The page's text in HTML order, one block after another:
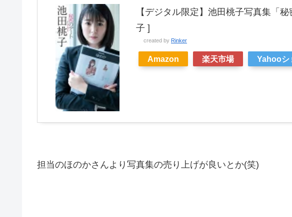
【デジタル限定】池田桃子写真集「
子 ]
created by Rinker
Amazon 楽天市場 Yahooシ
担当のほのかさんより写真集の売り上げが良いとか(笑)